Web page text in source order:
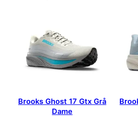
Brooks Ghost 17 Gtx Grå
Dame